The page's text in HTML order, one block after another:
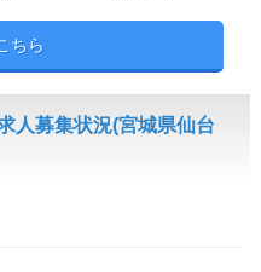
ちら
人募集状況(宮城県仙台